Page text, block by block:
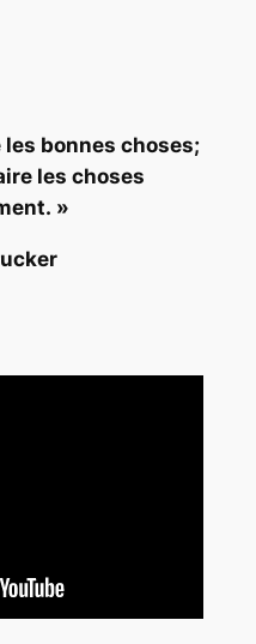
bonnes choses;
les choses
»